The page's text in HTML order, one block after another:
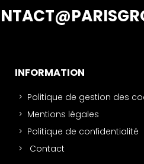
INFORMATION
Politique de gestion des
Mentions légales
Politique de confidentialité
Contact